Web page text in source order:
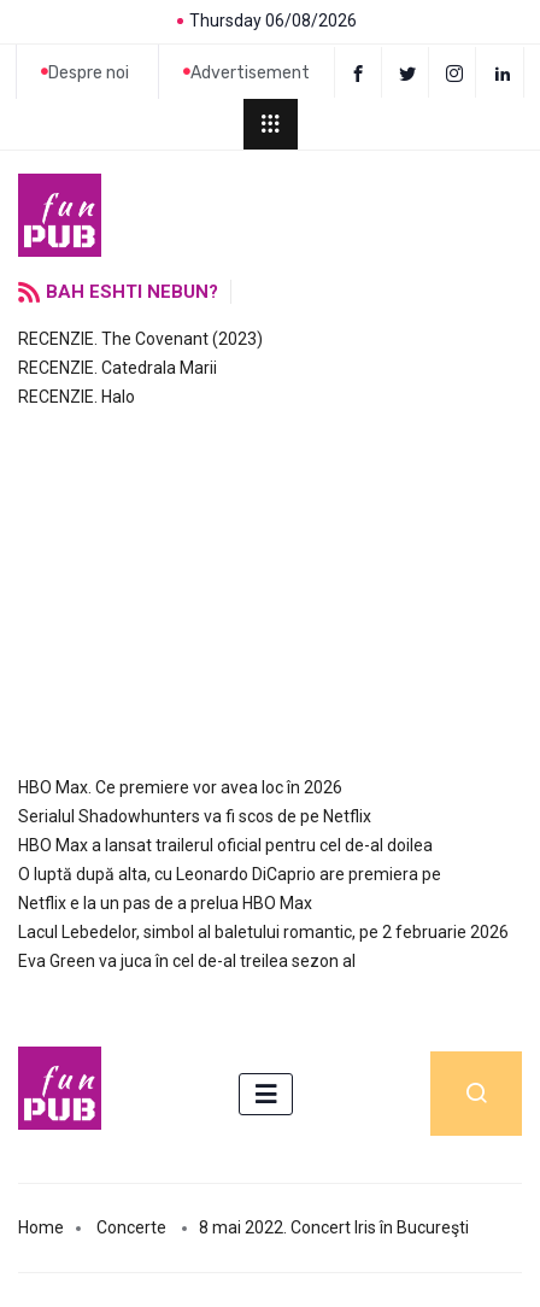
Thursday 06/08/2026
Despre noi Advertisement
BAH ESHTI NEBUN?
RECENZIE. The Covenant (2023)
RECENZIE. Catedrala Marii
RECENZIE. Halo
HBO Max. Ce premiere vor avea loc în 2026
Serialul Shadowhunters va fi scos de pe Netflix
HBO Max a lansat trailerul oficial pentru cel de-al doilea
O luptă după alta, cu Leonardo DiCaprio are premiera pe
Netflix e la un pas de a prelua HBO Max
Lacul Lebedelor, simbol al baletului romantic, pe 2 februarie 2026
Eva Green va juca în cel de-al treilea sezon al
Home Concerte 8 mai 2022. Concert Iris în Bucureşti